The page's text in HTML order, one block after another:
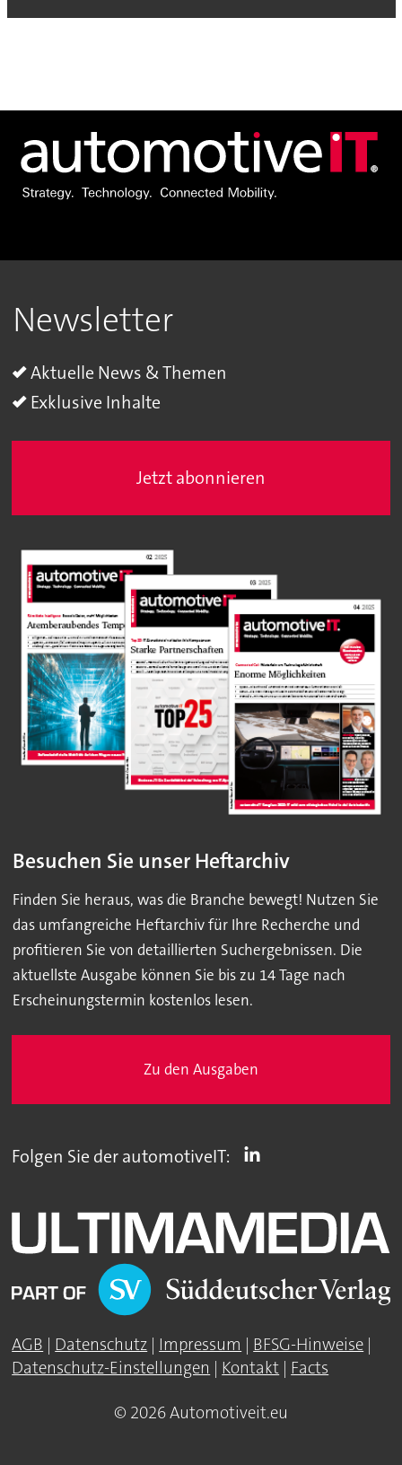
Newsletter
Aktuelle News & Themen
Exklusive Inhalte
Jetzt abonnieren
Besuchen Sie unser Heftarchiv
Finden Sie heraus, was die Branche bewegt! Nutzen Sie
das umfangreiche Heftarchiv für Ihre Recherche und
profitieren Sie von detaillierten Suchergebnissen. Die
aktuellste Ausgabe können Sie bis zu 14 Tage nach
Erscheinungstermin kostenlos lesen.
Zu den Ausgaben
Folgen Sie der automotiveIT:
AGB | Datenschutz | Impressum | BFSG-Hinweise |
Datenschutz-Einstellungen | Kontakt | Facts
© 2026 Automotiveit.eu